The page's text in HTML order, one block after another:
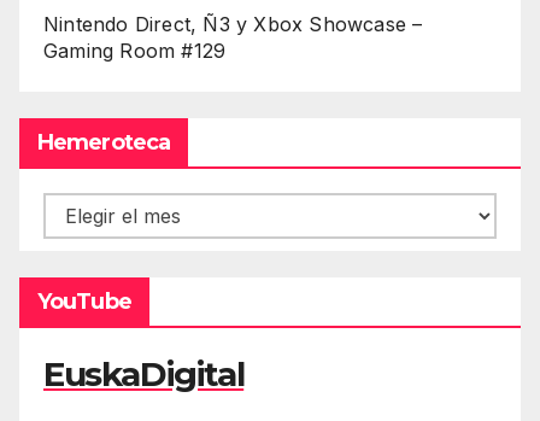
Nintendo Direct, Ñ3 y Xbox Showcase –
Gaming Room #129
Hemeroteca
Hemeroteca
YouTube
EuskaDigital